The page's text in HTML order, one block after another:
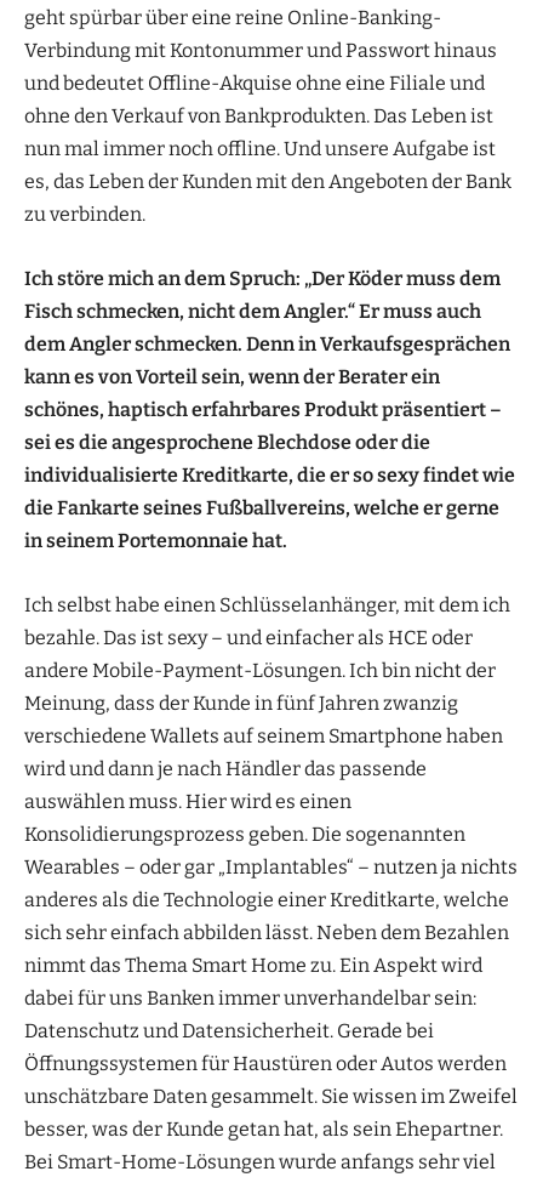
geht spürbar über eine reine Online-Banking-
Verbindung mit Kontonummer und Passwort hinaus
und bedeutet Offline-Akquise ohne eine Filiale und
ohne den Verkauf von Bankprodukten. Das Leben ist
nun mal immer noch offline. Und unsere Aufgabe ist
es, das Leben der Kunden mit den Angeboten der Bank
zu verbinden.
Ich störe mich an dem Spruch: „Der Köder muss dem
Fisch schmecken, nicht dem Angler.“ Er muss auch
dem Angler schmecken. Denn in Verkaufsgesprächen
kann es von Vorteil sein, wenn der Berater ein
schönes, haptisch erfahrbares Produkt präsentiert –
sei es die angesprochene Blechdose oder die
individualisierte Kreditkarte, die er so sexy findet wie
die Fankarte seines Fußballvereins, welche er gerne
in seinem Portemonnaie hat.
Ich selbst habe einen Schlüsselanhänger, mit dem ich
bezahle. Das ist sexy – und einfacher als HCE oder
andere Mobile-Payment-Lösungen. Ich bin nicht der
Meinung, dass der Kunde in fünf Jahren zwanzig
verschiedene Wallets auf seinem Smartphone haben
wird und dann je nach Händler das passende
auswählen muss. Hier wird es einen
Konsolidierungsprozess geben. Die sogenannten
Wearables – oder gar „Implantables“ – nutzen ja nichts
anderes als die Technologie einer Kreditkarte, welche
sich sehr einfach abbilden lässt. Neben dem Bezahlen
nimmt das Thema Smart Home zu. Ein Aspekt wird
dabei für uns Banken immer unverhandelbar sein:
Datenschutz und Datensicherheit. Gerade bei
Öffnungssystemen für Haustüren oder Autos werden
unschätzbare Daten gesammelt. Sie wissen im Zweifel
besser, was der Kunde getan hat, als sein Ehepartner.
Bei Smart-Home-Lösungen wurde anfangs sehr viel